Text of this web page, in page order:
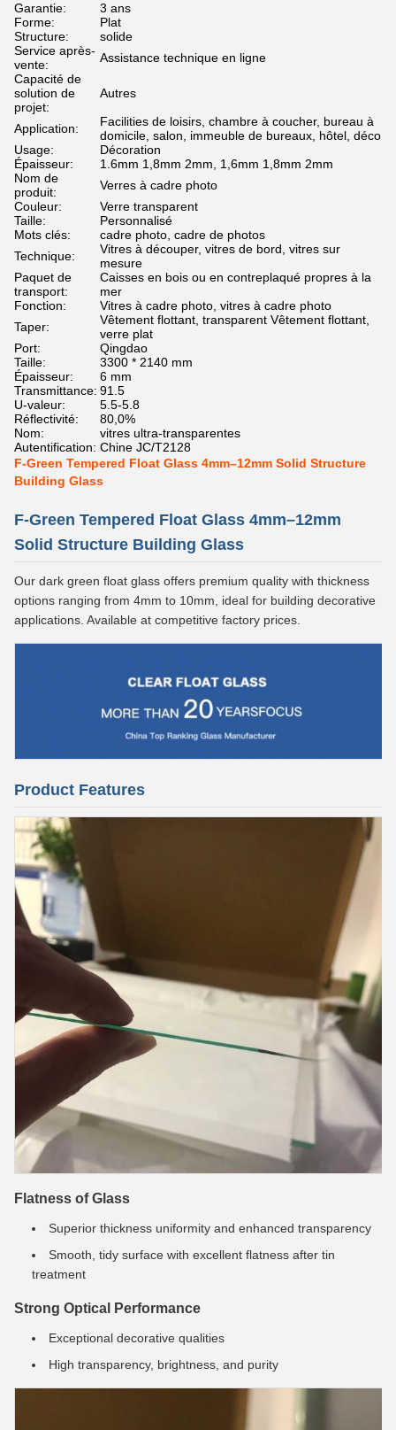
Garantie:
3 ans
Forme:
Plat
Structure:
solide
Service après-
vente:
Assistance technique en ligne
Capacité de
solution de
projet:
Autres
Application:
Facilities de loisirs, chambre à coucher, bureau à
domicile, salon, immeuble de bureaux, hôtel, déco
Usage:
Décoration
Épaisseur:
1.6mm 1,8mm 2mm, 1,6mm 1,8mm 2mm
Nom de
produit:
Verres à cadre photo
Couleur:
Verre transparent
Taille:
Personnalisé
Mots clés:
cadre photo, cadre de photos
Technique:
Vitres à découper, vitres de bord, vitres sur
mesure
Paquet de
transport:
Caisses en bois ou en contreplaqué propres à la
mer
Fonction:
Vitres à cadre photo, vitres à cadre photo
Taper:
Vêtement flottant, transparent Vêtement flottant,
verre plat
Port:
Qingdao
Taille:
3300 * 2140 mm
Épaisseur:
6 mm
Transmittance: 91.5
U-valeur:
5.5-5.8
Réflectivité:
80,0%
Nom:
vitres ultra-transparentes
Autentification: Chine JC/T2128
F-Green Tempered Float Glass 4mm–12mm Solid Structure
Building Glass
F-Green Tempered Float Glass 4mm–12mm
Solid Structure Building Glass
Our dark green float glass offers premium quality with thickness
options ranging from 4mm to 10mm, ideal for building decorative
applications. Available at competitive factory prices.
Product Features
Flatness of Glass
Superior thickness uniformity and enhanced transparency
Smooth, tidy surface with excellent flatness after tin
treatment
Strong Optical Performance
Exceptional decorative qualities
High transparency, brightness, and purity